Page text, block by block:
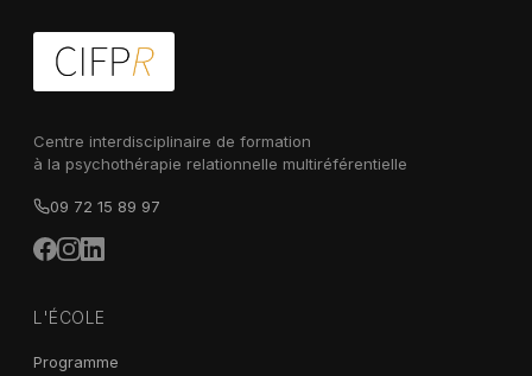
Centre interdisciplinaire de formation
à la psychothérapie relationnelle multiréférentielle
09 72 15 89 97
L'ÉCOLE
Programme